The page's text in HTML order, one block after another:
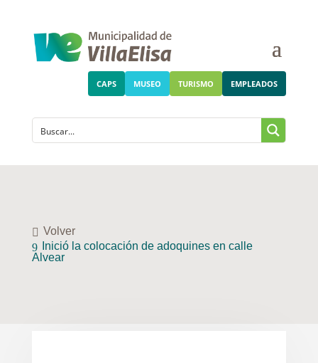
CAPS MUSEO TURISMO EMPLEADOS
Volver
Inició la colocación de adoquines en calle
Alvear